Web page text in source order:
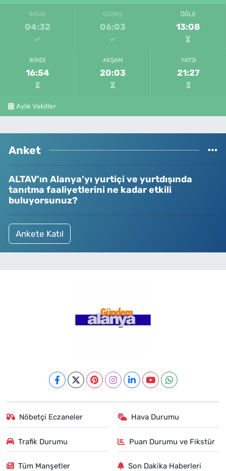
İMSAK
04:32
GÜNEŞ
06:03
ÖĞLE
13:08
İKINDI
16:54
AKŞAM
20:03
YATSI
21:27
Aylık Vakitler
Anket
ALTAV’ın Alanya’yı yurtiçi ve yurtdışında
tanıtma faaliyetlerini ne kadar etkili
buluyorsunuz?
Ankete Katıl
Nöbetçi Eczaneler Hava Durumu
Trafik Durumu Puan Durumu ve Fikstür
Tüm Manşetler Son Dakika Haberleri